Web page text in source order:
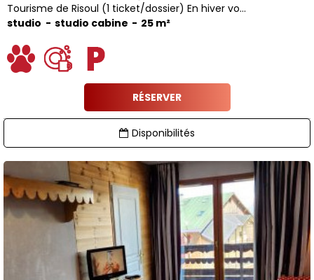
Tourisme de Risoul (1 ticket/dossier) En hiver vo...
studio
studio cabine 25 m²
RÉSERVER
Disponibilités